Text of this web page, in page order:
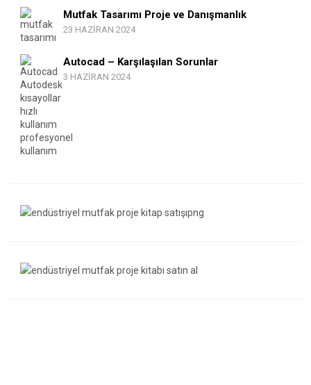
Mutfak Tasarımı Proje ve Danışmanlık
23 HAZIRAN 2024
Autocad – Karşılaşılan Sorunlar
3 HAZIRAN 2024